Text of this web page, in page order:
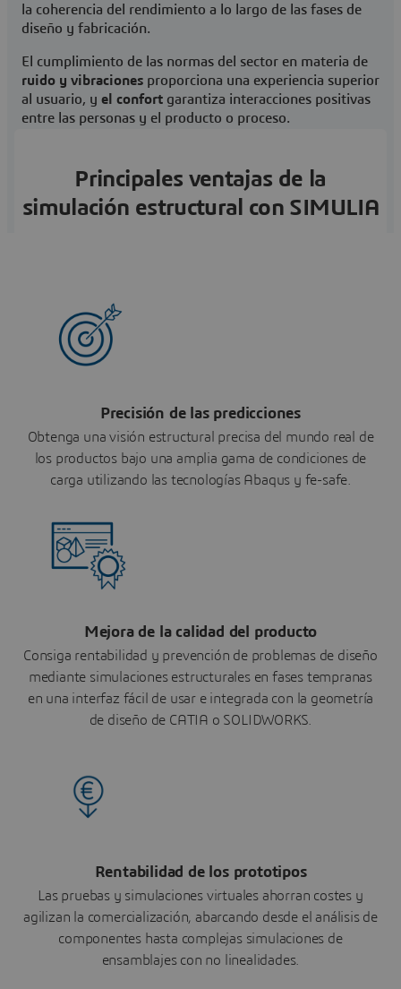
la coherencia del rendimiento a lo largo de las fases de
diseño y fabricación.
El cumplimiento de las normas del sector en materia de
ruido y vibraciones proporciona una experiencia superior
al usuario, y el confort garantiza interacciones positivas
entre las personas y el producto o proceso.
Principales ventajas de la
simulación estructural con SIMULIA
Precisión de las predicciones
Obtenga una visión estructural precisa del mundo real de
los productos bajo una amplia gama de condiciones de
carga utilizando las tecnologías Abaqus y fe-safe.
Mejora de la calidad del producto
Consiga rentabilidad y prevención de problemas de diseño
mediante simulaciones estructurales en fases tempranas
en una interfaz fácil de usar e integrada con la geometría
de diseño de CATIA o SOLIDWORKS.
Rentabilidad de los prototipos
Las pruebas y simulaciones virtuales ahorran costes y
agilizan la comercialización, abarcando desde el análisis de
componentes hasta complejas simulaciones de
ensamblajes con no linealidades.